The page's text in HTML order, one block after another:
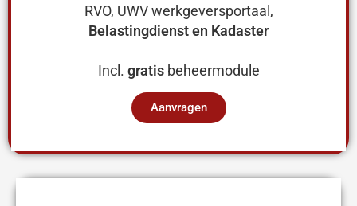
RVO, UWV werkgeversportaal,
Belastingdienst en Kadaster
Incl. gratisbeheermodule
Aanvragen